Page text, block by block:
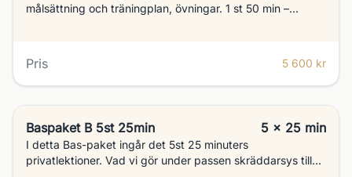
målsättning och träningplan, övningar. 1 st 50 min –
Pris 5 600 kr
Baspaket B 5st 25min 5 x 25 min
I detta Bas-paket ingår det 5st 25 minuters
privatlektioner. Vad vi gör under passen skräddarsys till